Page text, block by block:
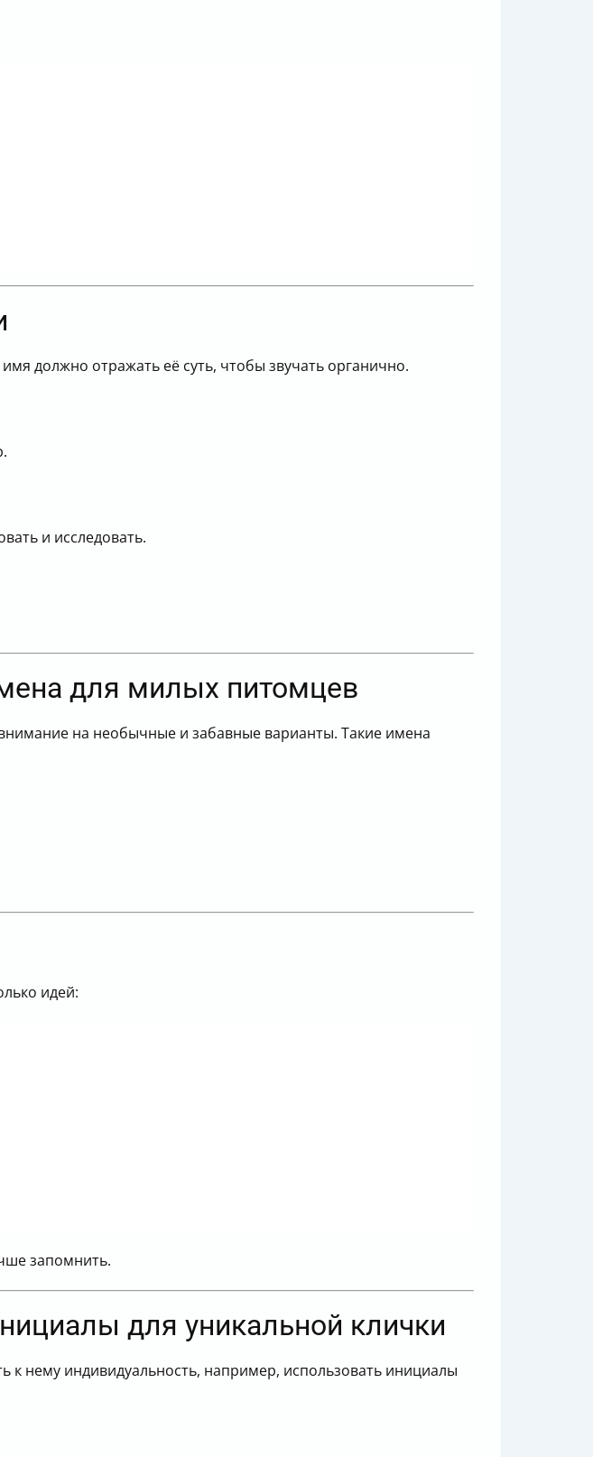
должно отражать её суть, чтобы звучать органично.
и исследовать.
для милых питомцев
на необычные и забавные варианты. Такие имена
идей:
запомнить.
для уникальной клички
к нему индивидуальность, например, использовать инициалы